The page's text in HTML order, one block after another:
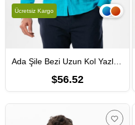
Ada Şile Bezi Uzun Kol Yazlık Erkek Gömlek Turkuaz 3054
$56.52
Ücretsiz Kargo